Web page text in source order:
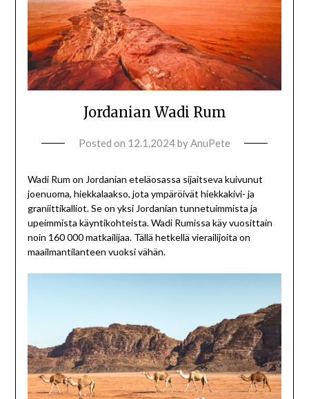
Jordanian Wadi Rum
Posted on 12.1.2024byAnuPete
Wadi Rum on Jordanian eteläosassa sijaitseva kuivunut
joenuoma, hiekkalaakso, jota ympäröivät hiekkakivi- ja
graniittikalliot. Se on yksi Jordanian tunnetuimmista ja
upeimmista käyntikohteista. Wadi Rumissa käy vuosittain
noin 160 000 matkailijaa. Tällä hetkellä vierailijoita on
maailmantilanteen vuoksi vähän.